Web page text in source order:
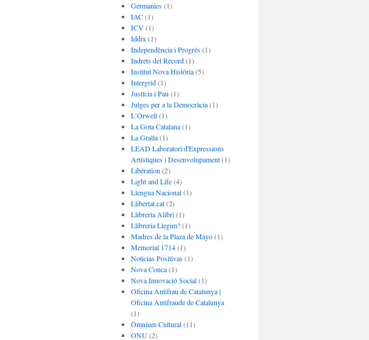
Germanies(1)
IAC(1)
ICV(1)
Iddix (1)
Independència i Progrés(1)
Indrets del Record(1)
Institut Nova Història(5)
Intergrid(1)
Justícia i Pau (1)
Jutges per a la Democràcia(1)
L’Orwell(1)
La Gota Catalana(1)
La Gralla(1)
LEAD Laboratori d'Expressions
Artístiques i Desenvolupament(1)
Libération (2)
Light and Life(4)
Llengua Nacional(1)
Llibertat.cat(2)
Llibreria Alibri(1)
Llibreria Llegim?(1)
Madres de la Plaza de Mayo(1)
Memorial 1714(1)
Noticias Positivas(1)
Nova Conca(1)
Nova Innovació Social(1)
Oficina Antifrau de Catalunya |
Oficina Antifraude de Catalunya
(1)
Òmnium Cultural(11)
ONU(2)